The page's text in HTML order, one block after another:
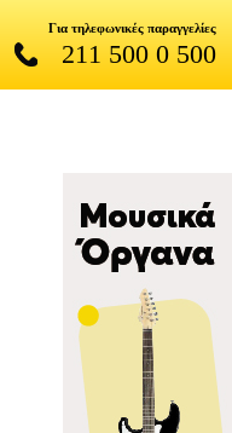
Για τηλεφωνικές παραγγελίες
211 500 0 500